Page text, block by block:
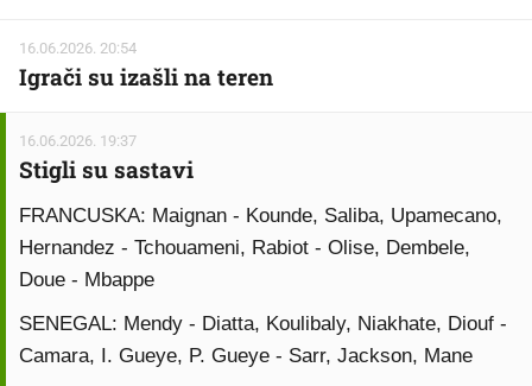
16.06.2026. 20:54
Igrači su izašli na teren
16.06.2026. 19:37
Stigli su sastavi
FRANCUSKA: Maignan - Kounde, Saliba, Upamecano,
Hernandez - Tchouameni, Rabiot - Olise, Dembele,
Doue - Mbappe
SENEGAL: Mendy - Diatta, Koulibaly, Niakhate, Diouf -
Camara, I. Gueye, P. Gueye - Sarr, Jackson, Mane